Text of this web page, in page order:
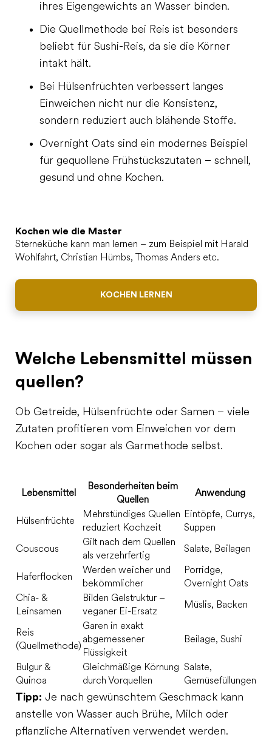
ihres Eigengewichts an Wasser binden.
Die Quellmethode bei Reis ist besonders
beliebt für Sushi-Reis, da sie die Körner
intakt hält.
Bei Hülsenfrüchten verbessert langes
Einweichen nicht nur die Konsistenz,
sondern reduziert auch blähende Stoffe.
Overnight Oats sind ein modernes Beispiel
für gequollene Frühstückszutaten – schnell,
gesund und ohne Kochen.
Kochen wie die Master
Sterneküche kann man lernen – zum Beispiel mit Harald
Wohlfahrt, Christian Hümbs, Thomas Anders etc.
KOCHEN LERNEN
Welche Lebensmittel müssen
quellen?
Ob Getreide, Hülsenfrüchte oder Samen – viele
Zutaten profitieren vom Einweichen vor dem
Kochen oder sogar als Garmethode selbst.
Lebensmittel
Besonderheiten beim
Quellen
Anwendung
Hülsenfrüchte
Mehrstündiges Quellen
reduziert Kochzeit
Eintöpfe, Currys,
Suppen
Couscous
Gilt nach dem Quellen
als verzehrfertig
Salate, Beilagen
Haferflocken
Werden weicher und
bekömmlicher
Porridge,
Overnight Oats
Chia- &
Leinsamen
Bilden Gelstruktur –
veganer Ei-Ersatz
Müslis, Backen
Reis
(Quellmethode)
Garen in exakt
abgemessener
Flüssigkeit
Beilage, Sushi
Bulgur &
Quinoa
Gleichmäßige Körnung
durch Vorquellen
Salate,
Gemüsefüllungen
Tipp: Je nach gewünschtem Geschmack kann
anstelle von Wasser auch Brühe, Milch oder
pflanzliche Alternativen verwendet werden.